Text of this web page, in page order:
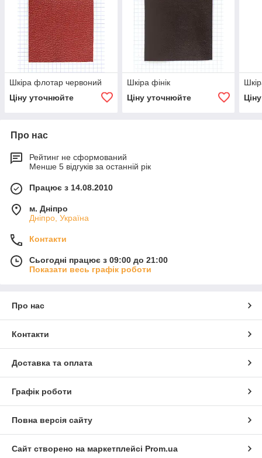
Шкіра флотар червоний
Ціну уточнюйте
Шкіра фінік
Ціну уточнюйте
Про нас
Рейтинг не сформований
Менше 5 відгуків за останній рік
Працює з 14.08.2010
м. Дніпро
Дніпро, Україна
Контакти
Сьогодні працює з 09:00 до 21:00
Показати весь графік роботи
Про нас
Контакти
Доставка та оплата
Графік роботи
Повна версія сайту
Сайт створено на маркетплейсі Prom.ua